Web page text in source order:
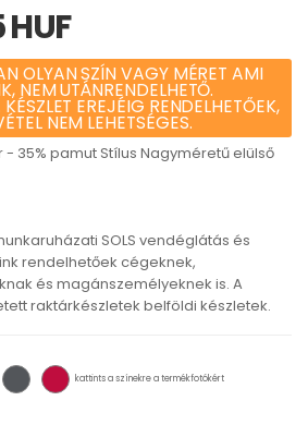
HUF
OLYAN SZÍN VAGY MÉRET AMI
NEM UTÁNRENDELHETŐ.
EREJÉIG RENDELHETŐEK,
NEM LEHETSÉGES.
- 35% pamut Stílus Nagyméretű elülső
SOLS vendéglátás és
rendelhetőek cégeknek,
és magánszemélyeknek is. A
raktárkészletek belföldi készletek.
kattints a színekre a termékfotókért